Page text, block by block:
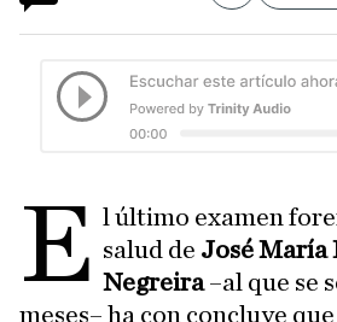
E l último examen
salud de José María
Negreira–al que se
meses– ha con concluye que